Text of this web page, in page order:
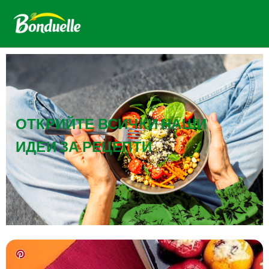
ОТКРИЙТЕ ВСИЧКИ НАШИ
ИДЕИ ЗА РЕЦЕПТИ